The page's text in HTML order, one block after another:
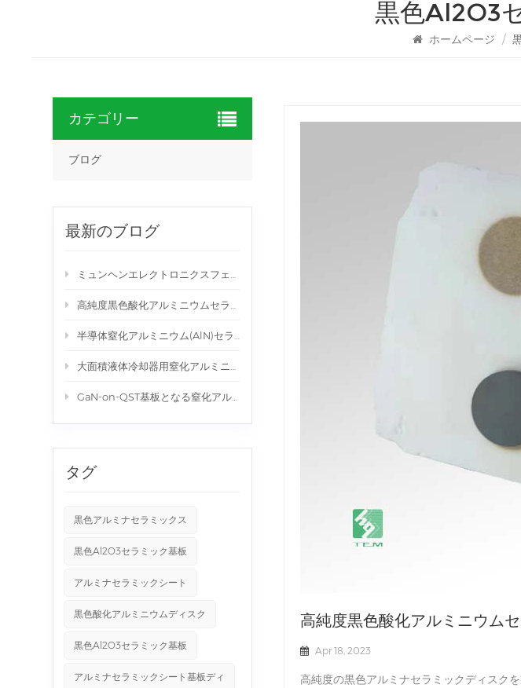
黒色Al2O3
ホームページ /
高純度黒色酸化アルミニウム
Apr 18, 2023
高純度の黒色アルミナセラミックディスク
カテゴリー
ブログ
最新のブログ
ミュンヘンエレクトロニクスフェアにブース番号139/2で出展
高純度黒色酸化アルミニウムセラミックディスク
半導体窒化アルミニウム(AlN)セラミック装置スロットディスク
大面積液体冷却器用窒化アルミニウム(AlN)セラミック
GaN-on-QST基板となる窒化アルミニウム(AlN)セラミック 310*310*1.0mm
タグ
黒色アルミナセラミックス
黒色Al2O3セラミック基板
アルミナセラミックシート
黒色酸化アルミニウムディスク
黒色Al2O3セラミック基板
アルミナセラミックシート基板ディ